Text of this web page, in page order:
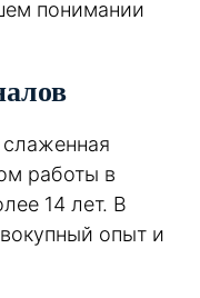
понимании
работы в
14 лет. В
опыт и